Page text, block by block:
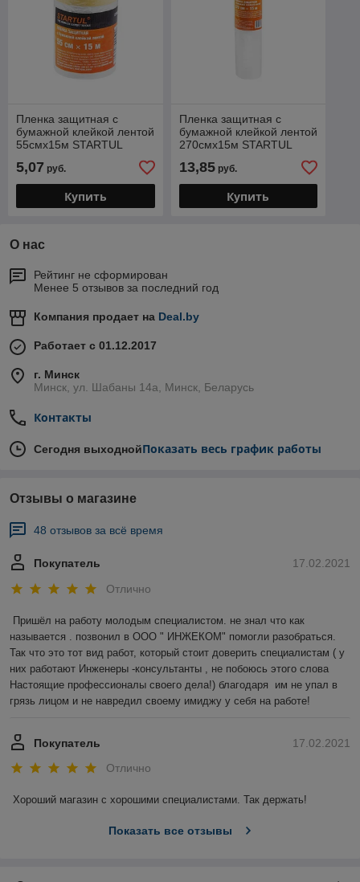
Пленка защитная с
бумажной клейкой лентой
55смх15м STARTUL
PROFI (ST9025-055) (для
внутренних работ,
укрывная)
5,07 руб.
Купить
Пленка защитная с
бумажной клейкой лентой
270смх15м STARTUL
PROFI (ST9025-270) (для
внутренних работ,
13,85руб.
Купить
О нас
Рейтинг не сформирован
Менее 5 отзывов за последний год
Компания продает на Deal.by
Работает с 01.12.2017
г. Минск
Минск, ул. Шабаны 14а, Минск, Беларусь
Контакты
Сегодня выходнойПоказать весь график работы
Отзывы о магазине
48 отзывов за всё время
17.02.2021
Покупатель
Отлично
Пришёл на работу молодым специалистом. не знал что как
называется . позвонил в ООО " ИНЖЕКОМ" помогли разобраться.
Так что это тот вид работ, который стоит доверить специалистам ( у
них работают Инженеры -консультанты , не побоюсь этого слова
Настоящие профессионалы своего дела!) благодаря  им не упал в
грязь лицом и не навредил своему имиджу у себя на работе!
17.02.2021
Покупатель
Отлично
Хороший магазин с хорошими специалистами. Так держать!
Показать все отзывы